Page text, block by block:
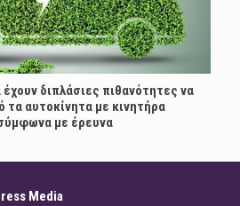
διπλάσιες πιθανότητες να
αυτοκίνητα με κινητήρα
με έρευνα
Media